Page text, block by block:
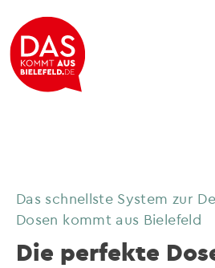
Das schnellste System zur
Dosen kommt aus Bielefeld
Die perfekte